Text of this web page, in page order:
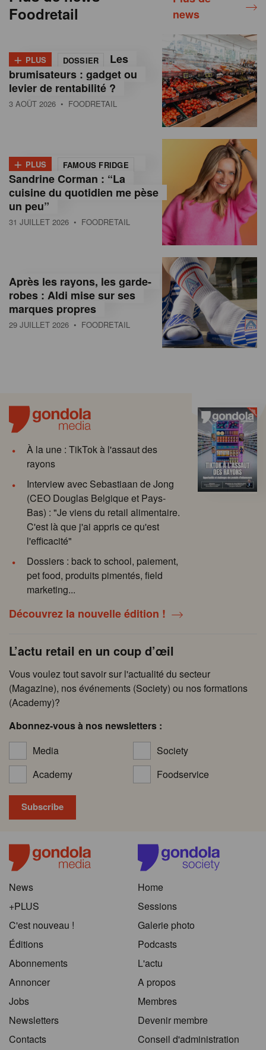
Foodretail
news
+ PLUS DOSSIER
Les
brumisateurs : gadget ou
levier de rentabilité ?
3 AOÛT 2026 • FOODRETAIL
+ PLUS FAMOUS FRIDGE
Sandrine Corman : “La
cuisine du quotidien me pèse
un peu”
31 JUILLET 2026 • FOODRETAIL
Après les rayons, les garde-
robes : Aldi mise sur ses
marques propres
29 JUILLET 2026 • FOODRETAIL
À la une : TikTok à l'assaut des
rayons
Interview avec Sebastiaan de Jong
(CEO Douglas Belgique et Pays-
Bas) : "Je viens du retail alimentaire.
C'est là que j'ai appris ce qu'est
l'efficacité"
Dossiers : back to school, paiement,
pet food, produits pimentés, field
marketing...
Découvrez la nouvelle édition !
L’actu retail en un coup d’œil
Vous voulez tout savoir sur l'actualité du secteur
(Magazine), nos événements (Society) ou nos formations
(Academy)?
Abonnez-vous à nos newsletters :
Media
Society
Academy
Foodservice
News
+PLUS
C'est nouveau !
Éditions
Abonnements
Annoncer
Jobs
Newsletters
Contacts
Home
Sessions
Galerie photo
Podcasts
L'actu
A propos
Membres
Devenir membre
Conseil d'administration